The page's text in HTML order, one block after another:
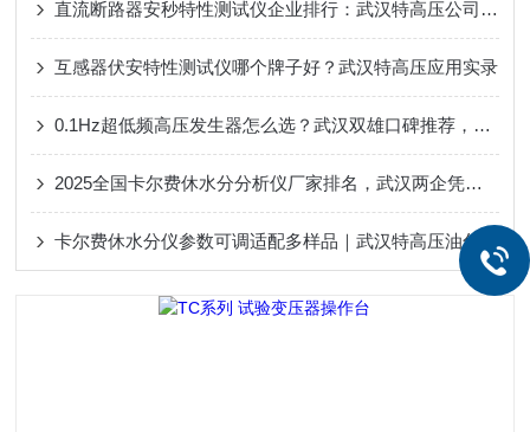
直流断路器安秒特性测试仪企业排行：武汉特高压公司的测试仪应用纪实
互感器伏安特性测试仪哪个牌子好？武汉特高压应用实录
0.1Hz超低频高压发生器怎么选？武汉双雄口碑推荐，轻便可靠更高效
2025全国卡尔费休水分分析仪厂家排名，武汉两企凭实用口碑上榜